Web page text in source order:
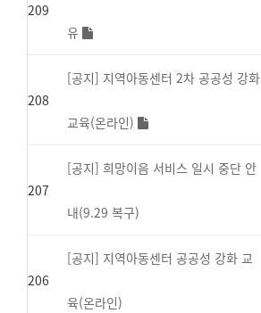
209
유
208
[공지] 지역아동센터 2차 공공성 강화
교육(온라인)
207
[공지] 희망이음 서비스 일시 중단 안
내(9.29 복구)
206
[공지] 지역아동센터 공공성 강화 교
육(온라인)